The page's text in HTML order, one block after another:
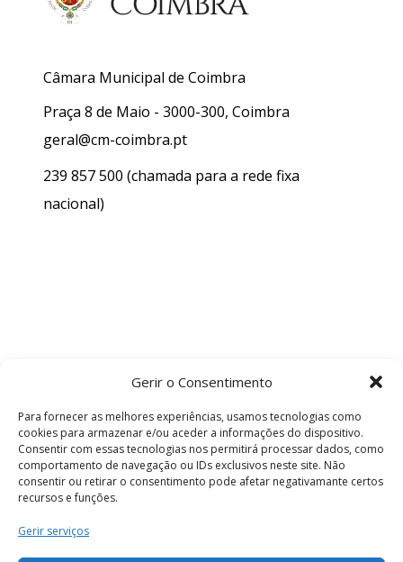
Gerir o Consentimento
Para fornecer as melhores experiências, usamos tecnologias como
cookies para armazenar e/ou aceder a informações do dispositivo.
Consentir com essas tecnologias nos permitirá processar dados, como
comportamento de navegação ou IDs exclusivos neste site. Não
consentir ou retirar o consentimento pode afetar negativamante certos
recursos e funções.
Gerir serviços
Câmara Municipal de Coimbra
Praça 8 de Maio - 3000-300, Coimbra
geral@cm-coimbra.pt
239 857 500 (chamada para a rede fixa
nacional)
Termos e Condições